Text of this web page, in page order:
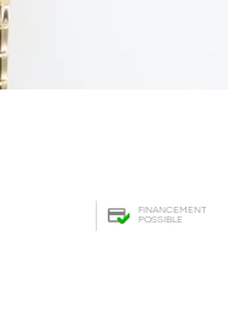
FINANCEMENT
POSSIBLE